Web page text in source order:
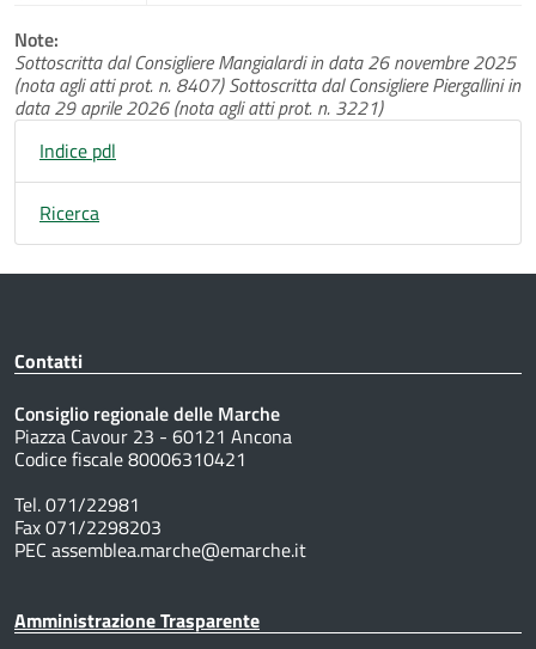
Note:
Sottoscritta dal Consigliere Mangialardi in data 26 novembre 2025
(nota agli atti prot. n. 8407) Sottoscritta dal Consigliere Piergallini in
data 29 aprile 2026 (nota agli atti prot. n. 3221)
Indice pdl
Ricerca
Contatti
Consiglio regionale delle Marche
Piazza Cavour 23 - 60121 Ancona
Codice fiscale 80006310421
Tel. 071/22981
Fax 071/2298203
PEC assemblea.marche@emarche.it
Amministrazione Trasparente